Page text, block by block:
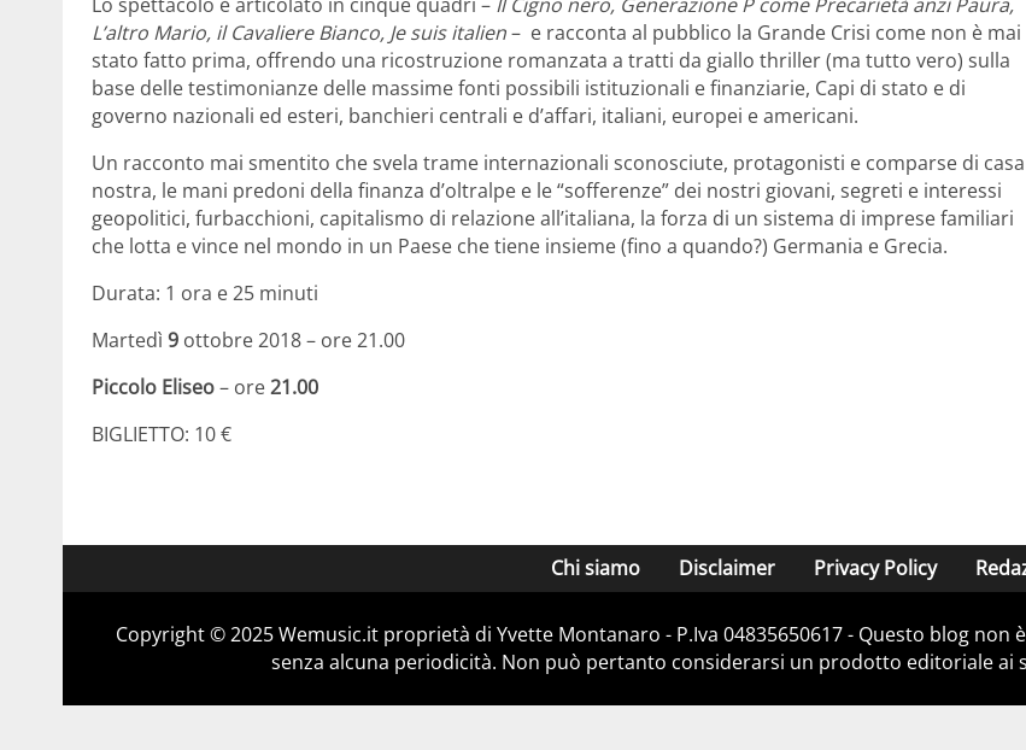
L’altro Mario, il Cavaliere Bianco, Je suis italien– e racconta al pubblico la Grande Crisi come non è mai
stato fatto prima, offrendo una ricostruzione romanzata a tratti da giallo thriller (ma tutto vero) sulla
base delle testimonianze delle massime fonti possibili istituzionali e finanziarie, Capi di stato e di
governo nazionali ed esteri, banchieri centrali e d’affari, italiani, europei e americani.
Un racconto mai smentito che svela trame internazionali sconosciute, protagonisti e comparse di casa
nostra, le mani predoni della finanza d’oltralpe e le “sofferenze” dei nostri giovani, segreti e interessi
geopolitici, furbacchioni, capitalismo di relazione all’italiana, la forza di un sistema di imprese familiari
che lotta e vince nel mondo in un Paese che tiene insieme (fino a quando?) Germania e Grecia.
Durata: 1 ora e 25 minuti
Martedì 9 ottobre 2018 – ore 21.00
Piccolo Eliseo– ore21.00
BIGLIETTO: 10 €
Chi siamo Disclaimer Privacy Policy
Copyright © 2025 Wemusic.it proprietà di Yvette Montanaro - P.Iva 04835650617 - Questo blog
senza alcuna periodicità. Non può pertanto considerarsi un prodotto editoriale ai